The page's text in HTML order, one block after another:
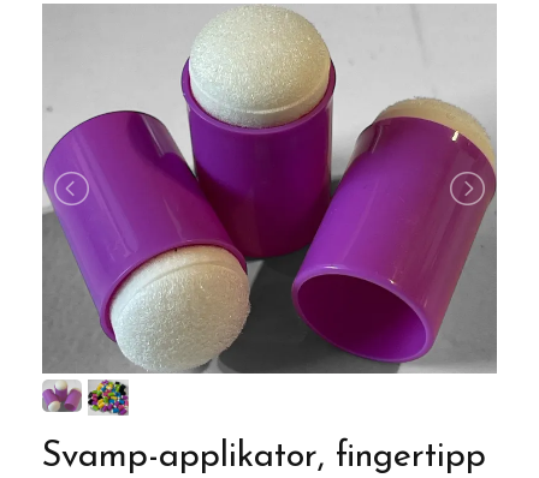
Svamp-applikator, fingertipp